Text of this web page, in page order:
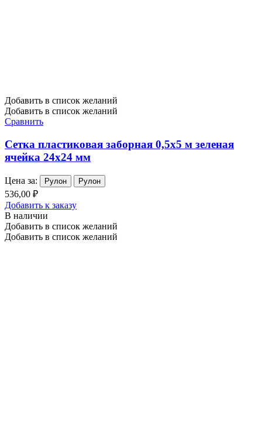
Добавить в список желаний
Добавить в список желаний
Сравнить
Сетка пластиковая заборная 0,5х5 м зеленая
ячейка 24х24 мм
Цена за: Рулон Рулон
536,00 ₽
Добавить к заказу
В наличии
Добавить в список желаний
Добавить в список желаний